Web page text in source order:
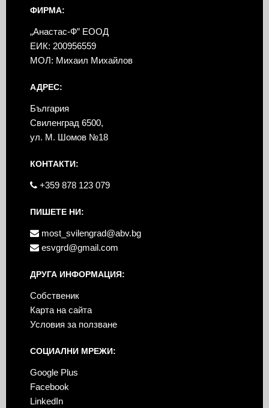
ФИРМА:
„Анастас-Ф” ЕООД
ЕИК: 200956559
МОЛ: Михаил Михайлов
АДРЕС:
България
Свиленград 6500,
ул. М. Шомов №18
КОНТАКТИ:
+359 878 123 079
ПИШЕТЕ НИ:
most_svilengrad@abv.bg
esvgrd@gmail.com
ДРУГА ИНФОРМАЦИЯ:
Собственик
Карта на сайта
Условия за ползване
СОЦИАЛНИ МРЕЖИ:
Google Plus
Facebook
LinkedIn